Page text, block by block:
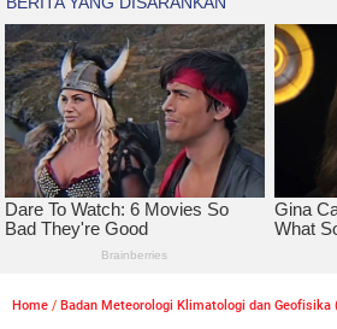
Home / Badan Meteorologi Klimatologi dan Geofisika